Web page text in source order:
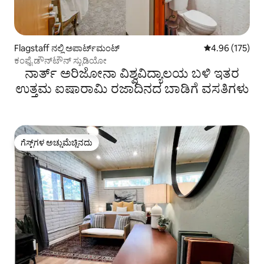
Flagstaff ನಲ್ಲಿ ಅಪಾರ್ಟ್‌ಮಂಟ್ 5 ರಲ್ಲಿ 4.96
4.96 (175)
ಕಂಫೈ ಡೌನ್‌ಟೌನ್ ಸ್ಟುಡಿಯೋ
ನಾರ್ತ್ ಅರಿಜೋನಾ ವಿಶ್ವವಿದ್ಯಾಲಯ ಬಳಿ ಇತರ
ಉತ್ತಮ ಐಷಾರಾಮಿ ರಜಾದಿನದ ಬಾಡಿಗೆ ವಸತಿಗಳು
ಗೆಸ್ಟ್‌ಗಳ ಅಚ್ಚುಮೆಚ್ಚಿನದು
ಗೆಸ್ಟ್‌ಗಳ ಅಚ್ಚುಮೆಚ್ಚಿನದು